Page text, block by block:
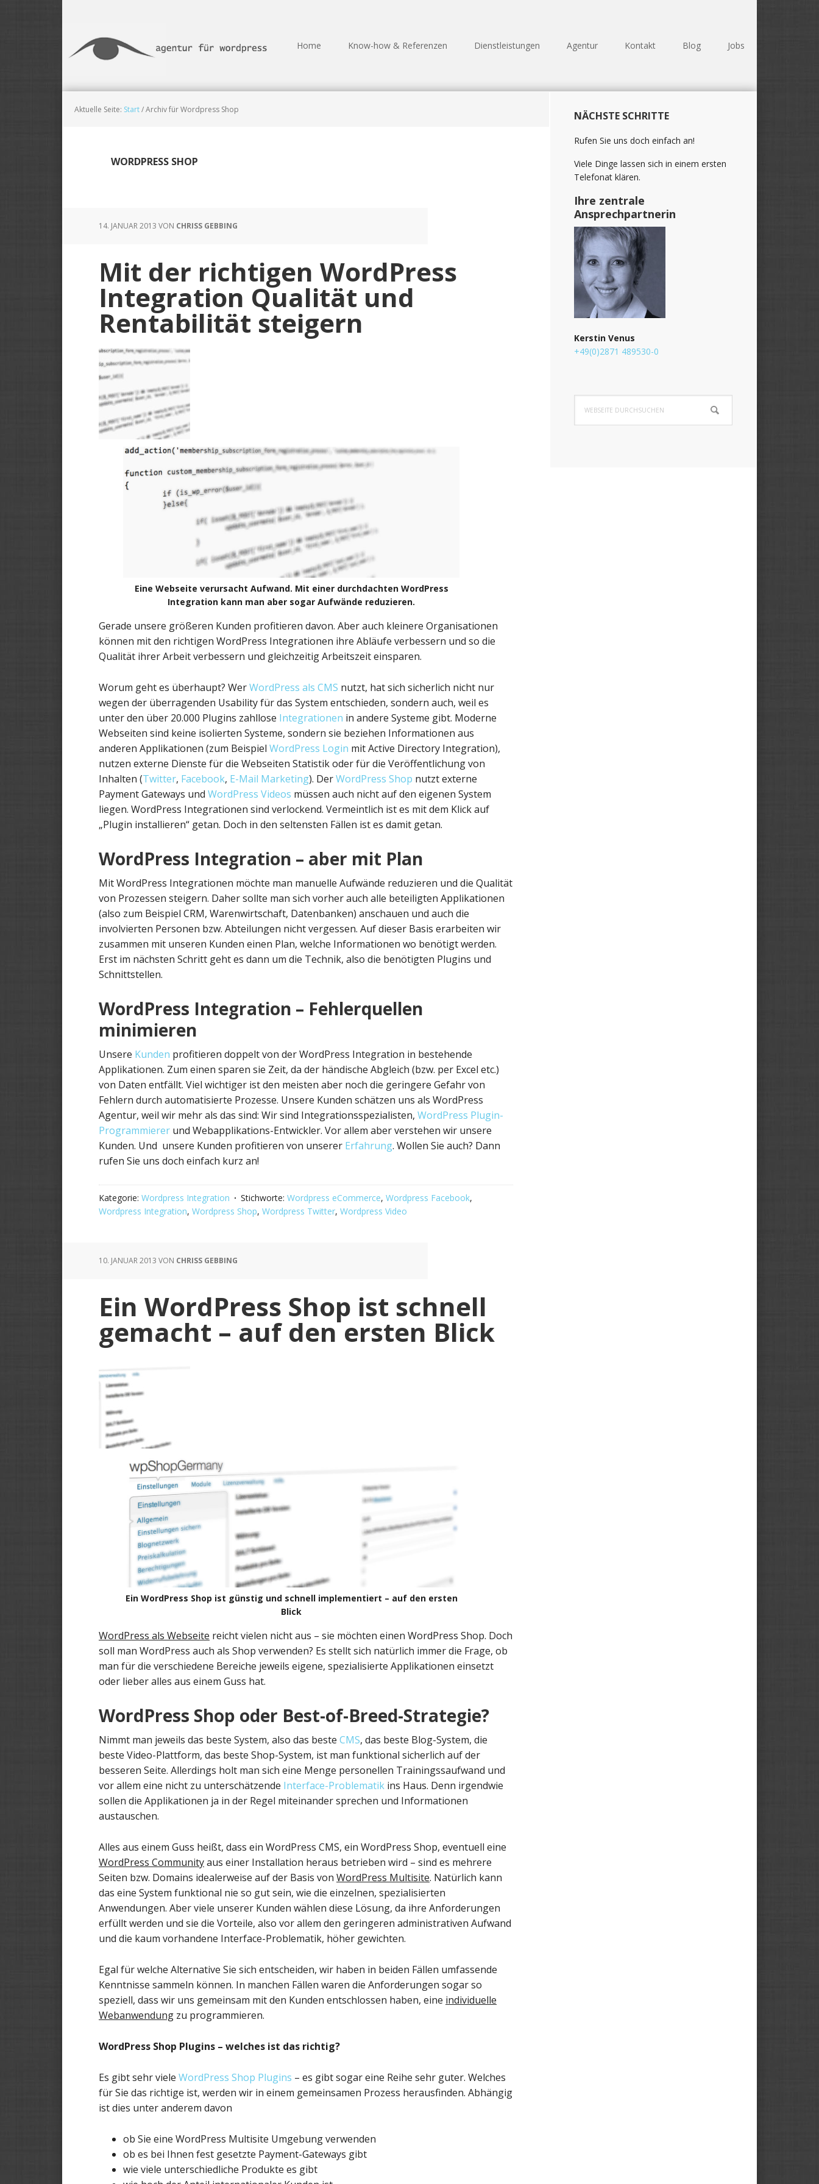
content
Sidebar
springen
springen
Home Know-how & Referenzen Dienstleistungen Agentur Kontakt Blog Jobs
Aktuelle Seite: Start/Archiv für Wordpress Shop
WORDPRESS SHOP
14. JANUAR 2013 VON CHRISS GEBBING
Mit der richtigen WordPress
Integration Qualität und
Rentabilität steigern
Eine Webseite verursacht Aufwand. Mit einer durchdachten WordPress
Integration kann man aber sogar Aufwände reduzieren.
Gerade unsere größeren Kunden profitieren davon. Aber auch kleinere Organisationen
können mit den richtigen WordPress Integrationen ihre Abläufe verbessern und so die
Qualität ihrer Arbeit verbessern und gleichzeitig Arbeitszeit einsparen.
Worum geht es überhaupt? WerWordPress als CMS nutzt, hat sich sicherlich nicht nur
wegen der überragenden Usability für das System entschieden, sondern auch, weil es
unter den über 20.000 Plugins zahllose Integrationen in andere Systeme gibt. Moderne
Webseiten sind keine isolierten Systeme, sondern sie beziehen Informationen aus
anderen Applikationen (zum Beispiel WordPress Login mit Active Directory Integration),
nutzen externe Dienste für die Webseiten Statistik oder für die Veröffentlichung von
Inhalten (Twitter, Facebook, E-Mail Marketing). DerWordPress Shop nutzt externe
Payment Gateways und WordPress Videos müssen auch nicht auf den eigenen System
liegen. WordPress Integrationen sind verlockend. Vermeintlich ist es mit dem Klick auf
„Plugin installieren“ getan. Doch in den seltensten Fällen ist es damit getan.
WordPress Integration – aber mit Plan
Mit WordPress Integrationen möchte man manuelle Aufwände reduzieren und die Qualität
von Prozessen steigern. Daher sollte man sich vorher auch alle beteiligten Applikationen
(also zum Beispiel CRM, Warenwirtschaft, Datenbanken) anschauen und auch die
involvierten Personen bzw. Abteilungen nicht vergessen. Auf dieser Basis erarbeiten wir
zusammen mit unseren Kunden einen Plan, welche Informationen wo benötigt werden.
Erst im nächsten Schritt geht es dann um die Technik, also die benötigten Plugins und
Schnittstellen.
WordPress Integration – Fehlerquellen
minimieren
Unsere Kunden profitieren doppelt von der WordPress Integration in bestehende
Applikationen. Zum einen sparen sie Zeit, da der händische Abgleich (bzw. per Excel etc.)
von Daten entfällt. Viel wichtiger ist den meisten aber noch die geringere Gefahr von
Fehlern durch automatisierte Prozesse. Unsere Kunden schätzen uns als WordPress
Agentur, weil wir mehr als das sind: Wir sind Integrationsspezialisten, WordPress Plugin-
Programmierer und Webapplikations-Entwickler. Vor allem aber verstehen wir unsere
Kunden. Und unsere Kunden profitieren von unserer Erfahrung. Wollen Sie auch? Dann
rufen Sie uns doch einfach kurz an!
Kategorie: Wordpress Integration Stichworte: Wordpress eCommerce, Wordpress Facebook,
Wordpress Integration, Wordpress Shop, Wordpress Twitter, Wordpress Video
10. JANUAR 2013 VON CHRISS GEBBING
Ein WordPress Shop ist schnell
gemacht – auf den ersten Blick
Ein WordPress Shop ist günstig und schnell implementiert – auf den ersten
Blick
WordPress als Webseite reicht vielen nicht aus – sie möchten einen WordPress Shop. Doch
soll man WordPress auch als Shop verwenden? Es stellt sich natürlich immer die Frage, ob
man für die verschiedene Bereiche jeweils eigene, spezialisierte Applikationen einsetzt
oder lieber alles aus einem Guss hat.
WordPress Shop oder Best-of-Breed-Strategie?
Nimmt man jeweils das beste System, also das beste CMS, das beste Blog-System, die
beste Video-Plattform, das beste Shop-System, ist man funktional sicherlich auf der
besseren Seite. Allerdings holt man sich eine Menge personellen Trainingssaufwand und
vor allem eine nicht zu unterschätzende Interface-Problematik ins Haus. Denn irgendwie
sollen die Applikationen ja in der Regel miteinander sprechen und Informationen
austauschen.
Alles aus einem Guss heißt, dass ein WordPress CMS, ein WordPress Shop, eventuell eine
WordPress Communityaus einer Installation heraus betrieben wird – sind es mehrere
Seiten bzw. Domains idealerweise auf der Basis von WordPress Multisite. Natürlich kann
das eine System funktional nie so gut sein, wie die einzelnen, spezialisierten
Anwendungen. Aber viele unserer Kunden wählen diese Lösung, da ihre Anforderungen
erfüllt werden und sie die Vorteile, also vor allem den geringeren administrativen Aufwand
und die kaum vorhandene Interface-Problematik, höher gewichten.
Egal für welche Alternative Sie sich entscheiden, wir haben in beiden Fällen umfassende
Kenntnisse sammeln können. In manchen Fällen waren die Anforderungen sogar so
speziell, dass wir uns gemeinsam mit den Kunden entschlossen haben, eine individuelle
Webanwendung zu programmieren.
WordPress Shop Plugins – welches ist das richtig?
Es gibt sehr viele WordPress Shop Plugins – es gibt sogar eine Reihe sehr guter. Welches
für Sie das richtige ist, werden wir in einem gemeinsamen Prozess herausfinden. Abhängig
ist dies unter anderem davon
ob Sie eine WordPress Multisite Umgebung verwenden
ob es bei Ihnen fest gesetzte Payment-Gateways gibt
wie viele unterschiedliche Produkte es gibt
Sidebar
(Primary)
NÄCHSTE SCHRITTE
Rufen Sie uns doch einfach an!
Viele Dinge lassen sich in einem ersten
Telefonat klären.
Ihre zentrale
Ansprechpartnerin
Kerstin Venus
+49(0)2871 489530-0
durchsuchen